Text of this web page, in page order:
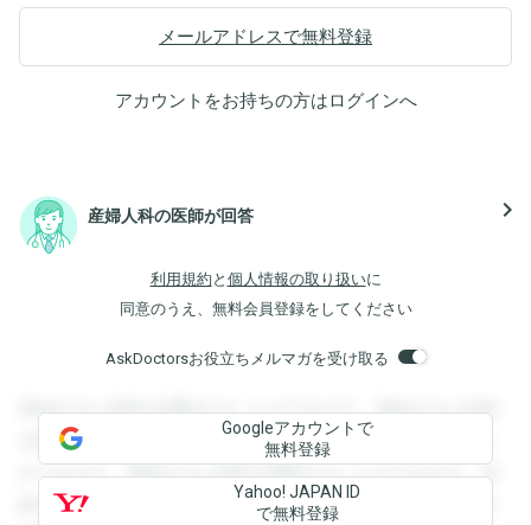
メールアドレスで無料登録
アカウントをお持ちの方はログインへ
産婦人科の医師が回答 navigate_next
利用規約 と 個人情報の取り扱いに
同意のうえ、無料会員登録をしてください
AskDoctorsお役立ちメルマガを受け取る
登録すると回答を閲覧することができます。登録すると回答
を閲覧することができます。登録すると回答を閲覧すること
ができます。登録すると回答を閲覧することができます。登
録すると回答を閲覧することができます。登録すると回答を
Googleアカウントで
無料登録
Yahoo! JAPAN ID
で無料登録